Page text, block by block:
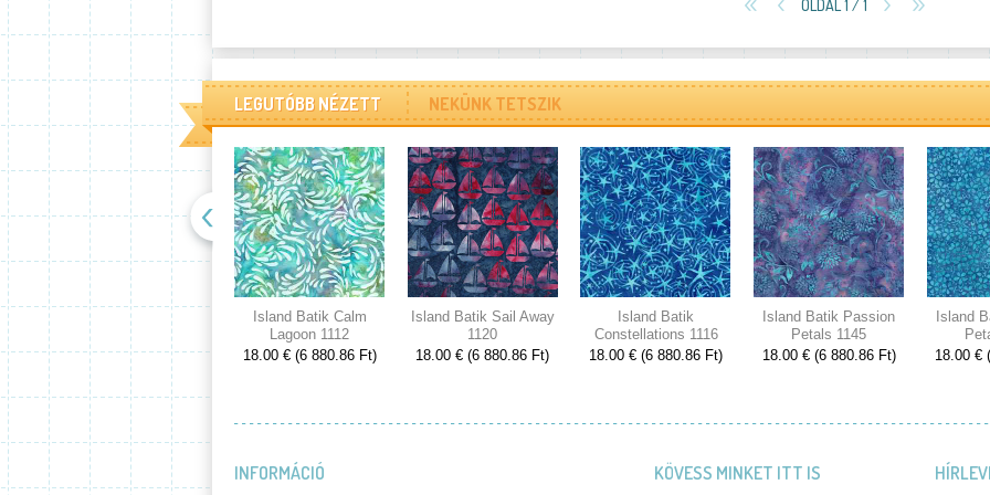
OLDAL 1 / 1
LEGUTÓBB NÉZETT NEKÜNK TETSZIK
Island Batik Calm
Lagoon 1112
18.00 € (6 880.86 Ft)
Island Batik Sail Away
1120
18.00 € (6 880.86 Ft)
Island Batik
Constellations 1116
18.00 € (6 880.86 Ft)
Island Batik Passion
Petals 1145
18.00 € (6 880.86 Ft)
Island
18.00 €
INFORMÁCIÓ KÖVESS MINKET ITT IS